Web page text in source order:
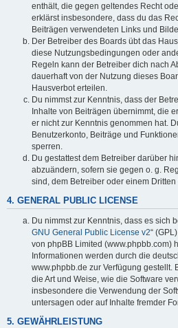
enthält, die gegen geltendes Recht
erklärst insbesondere, dass du das
Beiträgen verwendeten Links und
Der Betreiber des Boards übt das
diese Nutzungsbedingungen oder
Regeln kann der Betreiber dich nach
dauerhaft von der Nutzung dieses
Hausverbot erteilen.
Du nimmst zur Kenntnis, dass der
Inhalte von Beiträgen übernimmt, die
er nicht zur Kenntnis genommen hat.
Benutzerkonto, Beiträge und
sperren.
Du gestattest dem Betreiber darüber
abzuändern, sofern sie gegen o. g.
sind, dem Betreiber oder einem Dritten
4. GENERAL PUBLIC LICENSE
Du nimmst zur Kenntnis, dass es sich
GNU General Public License v2“
von phpBB Limited (www.phpbb.com)
Informationen werden durch die
www.phpbb.de zur Verfügung gestellt.
die Art und Weise, wie die Software
insbesondere die Verwendung der
untersagen oder auf Inhalte fremder
5. GEWÄHRLEISTUNG